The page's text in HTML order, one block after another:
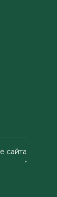
сайта